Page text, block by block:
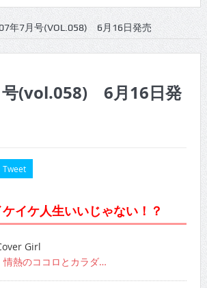
292号
291号
290号
289号
288号
286号
285号
294号
年7月号(VOL.058) 6月16日発売
号(vol.058) 6月16日発
Tweet
イケ人生いいじゃない！？
Girl
熱のココロとカラダ…